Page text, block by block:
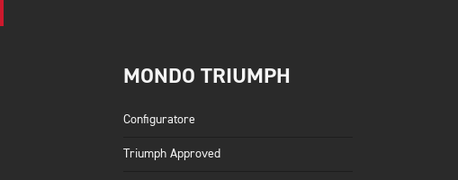
MONDO TRIUMPH
Configuratore
Triumph Approved